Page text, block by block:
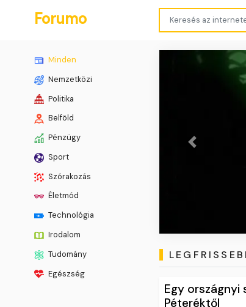
Forumo
Minden
Nemzetközi
Politika
Belföld
Pénzügy
Sport
Szórakozás
Életmód
Technológia
Irodalom
Tudomány
Egészség
Persona 6 adatlapja a
Previous
Egy országnyi
Péteréktől